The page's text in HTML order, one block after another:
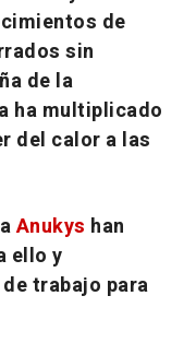
de
sin
de la
ha multiplicado
del calor a las
Anukys han
ello y
trabajo para